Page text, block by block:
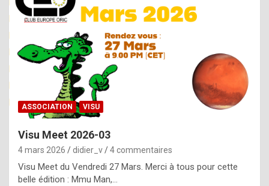
e
R
o
p
l
ASSOCIATION VISU
Visu Meet 2026-03
4 mars 2026 didier_v 4 commentaires
Visu Meet du Vendredi 27 Mars. Merci à tous pour cette
belle édition : Mmu Man,…